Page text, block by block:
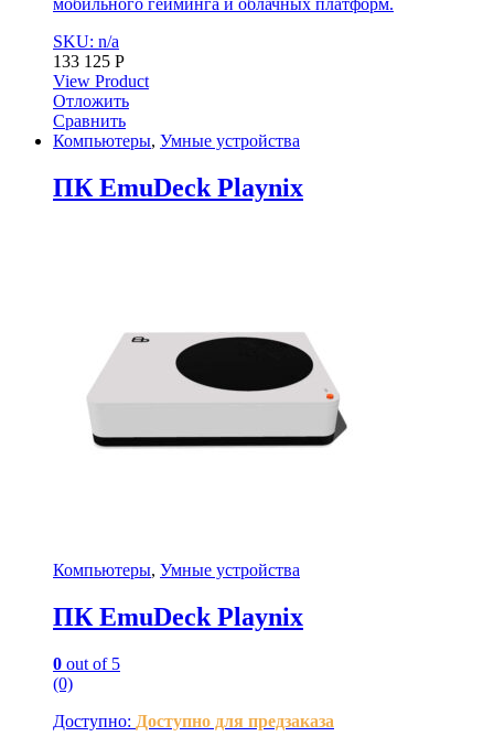
SKU: n/a
133 125 Р
View Product
Отложить
Сравнить
Компьютеры, Умные устройства
ПК EmuDeck Playnix
Компьютеры, Умные устройства
ПК EmuDeck Playnix
0 out of 5
(0)
Доступно: Доступно для предзаказа